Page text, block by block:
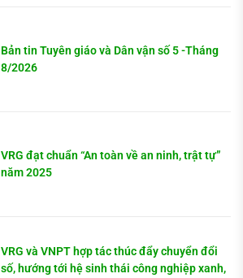
Bản tin Tuyên giáo và Dân vận số 5 -Tháng
8/2026
VRG đạt chuẩn “An toàn về an ninh, trật tự”
năm 2025
VRG và VNPT hợp tác thúc đẩy chuyển đổi
số, hướng tới hệ sinh thái công nghiệp xanh,